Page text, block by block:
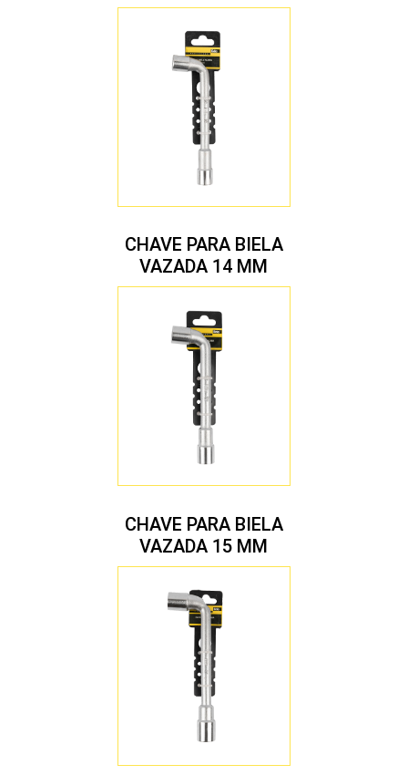
CHAVE PARA BIELA
VAZADA 14 MM
CHAVE PARA BIELA
VAZADA 15 MM